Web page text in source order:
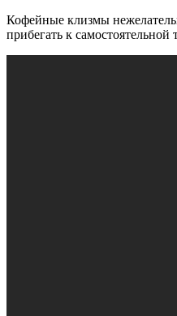
Кофейные клизмы
прибегать к самостоятельной